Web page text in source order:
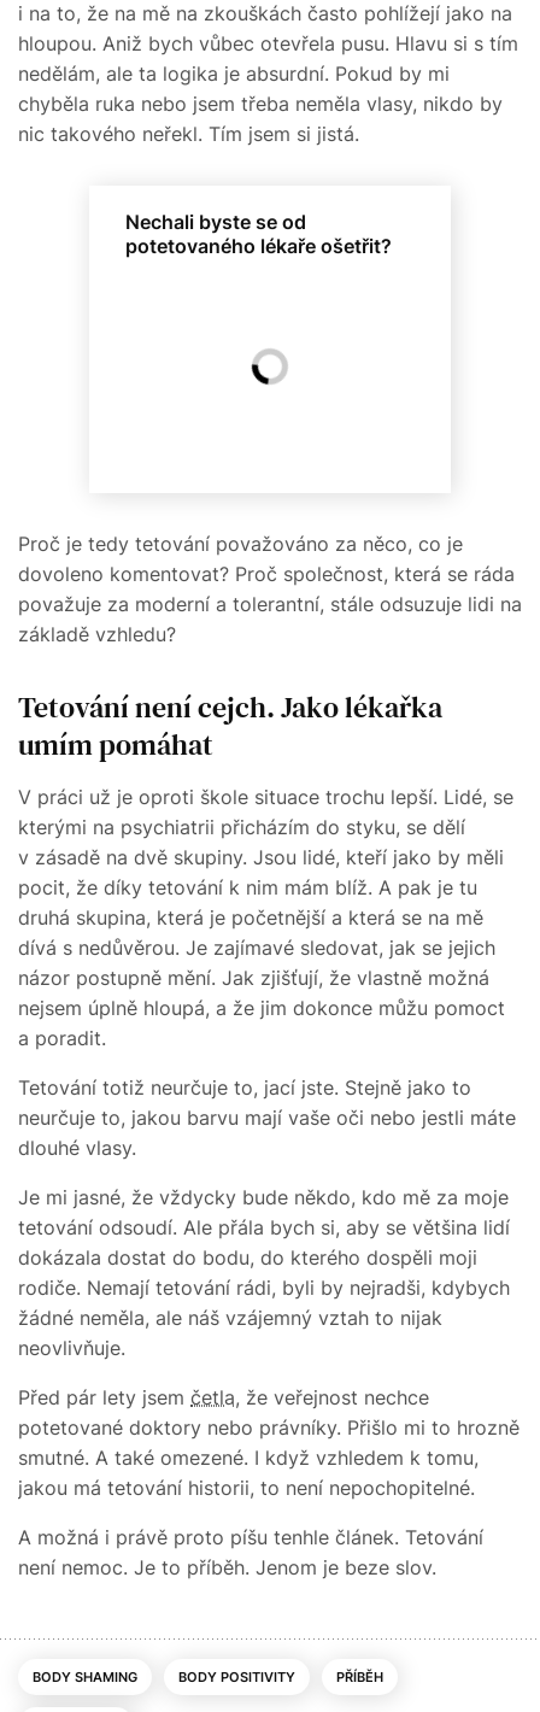
i na to, že na mě na zkouškách často pohlížejí jako na
hloupou. Aniž bych vůbec otevřela pusu. Hlavu si s tím
nedělám, ale ta logika je absurdní. Pokud by mi
chyběla ruka nebo jsem třeba neměla vlasy, nikdo by
nic takového neřekl. Tím jsem si jistá.
Nechali byste se od
potetovaného lékaře ošetřit?
Proč je tedy tetování považováno za něco, co je
dovoleno komentovat? Proč společnost, která se ráda
považuje za moderní a tolerantní, stále odsuzuje lidi na
základě vzhledu?
Tetování není cejch. Jako lékařka
umím pomáhat
V práci už je oproti škole situace trochu lepší. Lidé, se
kterými na psychiatrii přicházím do styku, se dělí
v zásadě na dvě skupiny. Jsou lidé, kteří jako by měli
pocit, že díky tetování k nim mám blíž. A pak je tu
druhá skupina, která je početnější a která se na mě
dívá s nedůvěrou. Je zajímavé sledovat, jak se jejich
názor postupně mění. Jak zjišťují, že vlastně možná
nejsem úplně hloupá, a že jim dokonce můžu pomoct
a poradit.
Tetování totiž neurčuje to, jací jste. Stejně jako to
neurčuje to, jakou barvu mají vaše oči nebo jestli máte
dlouhé vlasy.
Je mi jasné, že vždycky bude někdo, kdo mě za moje
tetování odsoudí. Ale přála bych si, aby se většina lidí
dokázala dostat do bodu, do kterého dospěli moji
rodiče. Nemají tetování rádi, byli by nejradši, kdybych
žádné neměla, ale náš vzájemný vztah to nijak
neovlivňuje.
Před pár lety jsem četla, že veřejnost nechce
potetované doktory nebo právníky. Přišlo mi to hrozně
smutné. A také omezené. I když vzhledem k tomu,
jakou má tetování historii, to není nepochopitelné.
A možná i právě proto píšu tenhle článek. Tetování
není nemoc. Je to příběh. Jenom je beze slov.
BODY SHAMING BODY POSITIVITY PŘÍBĚH